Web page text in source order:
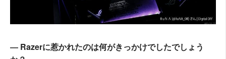
― Razerに惹かれたのは何がきっかけでしたでしょう